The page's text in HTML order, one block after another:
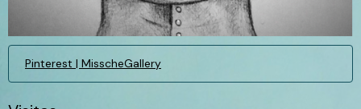
Pinterest | MisscheGallery